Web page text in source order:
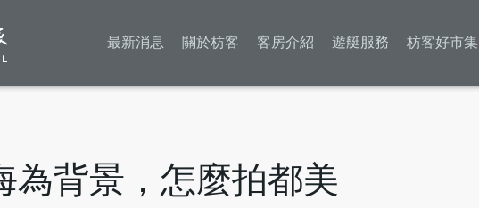
最新消息 關於枋客 客房介紹 遊艇服務 枋客好市集
為背景，怎麼拍都美